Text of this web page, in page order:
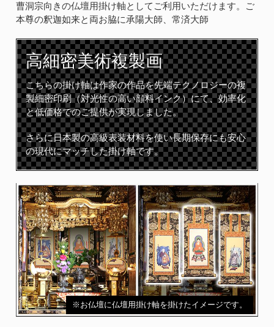
曹洞宗向きの仏壇用掛け軸としてご利用いただけます。ご
本尊の釈迦如来と両お脇に承陽大師、常済大師
高細密美術複製画
こちらの掛け軸は作家の作品を先端テクノロジーの複
製細密印刷（対光性の高い顔料インク）にて、効率化
と低価格でのご提供が実現しました。
さらに日本製の高級表装材料を使い長期保存にも安心
の現代にマッチした掛け軸です。
※お仏壇に仏壇用掛け軸を掛けたイメージです。